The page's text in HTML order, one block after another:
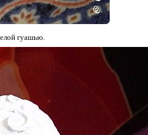
гуашью.